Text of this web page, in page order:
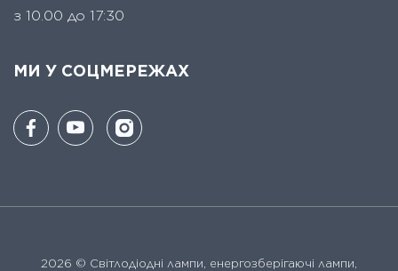
з 10.00 до 17:30
МИ У СОЦМЕРЕЖАХ
2026 © Світлодіодні лампи, енергозберігаючі лампи,